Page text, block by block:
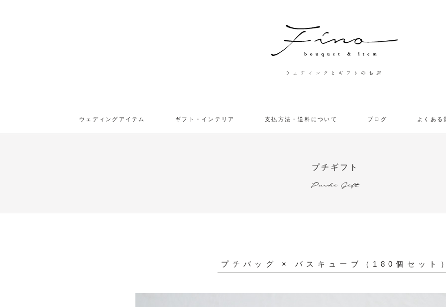
ウェディングとギフトのお店
ウェディングアイテム ギフト・インテリア 支払方法・送料について ブログ よくある
プチギフト
Puchi Gift
結婚式のサンクスギフト・プチギフト - 手作りミニバッグ（180個セット）
プチバッグ × バスキューブ（180個セット